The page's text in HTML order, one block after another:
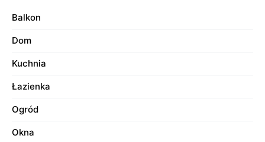
Balkon
Dom
Kuchnia
Łazienka
Ogród
Okna